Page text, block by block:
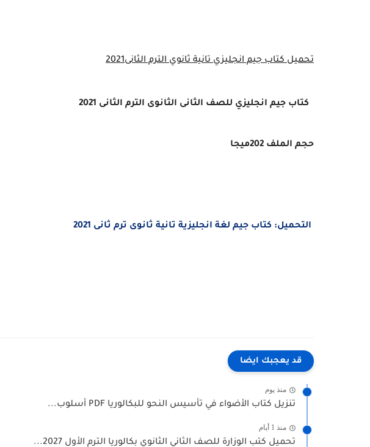
تحميل كتاب جيم انجليزي تانية ثانوي الترم الثانى2021
كتاب جيم انجليزي للصف الثانى الثانوى الترم الثانى 2021
حجم الملف 202ميجا
التحميل: كتاب جيم لغة انجليزية تانية ثانوى ترم ثانى 2021
قد يعجبك ايضا
منذ يوم
تنزيل كتاب الأضواء في تأسيس النحو للبكالوريا PDF أسلوب...
منذ 1 أيام
تحميل كتب الوزارة للصف الثاني الثانوي بكالوريا الترم الأول 2027...